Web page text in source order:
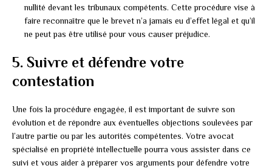
nullité devant les tribunaux compétents. Cette procédure vise à
faire reconnaître que le brevet n’a jamais eu d’effet légal et qu’il
ne peut pas être utilisé pour vous causer préjudice.
5. Suivre et défendre votre
contestation
Une fois la procédure engagée, il est important de suivre son
évolution et de répondre aux éventuelles objections soulevées par
l’autre partie ou par les autorités compétentes. Votre avocat
spécialisé en propriété intellectuelle pourra vous assister dans ce
suivi et vous aider à préparer vos arguments pour défendre votre